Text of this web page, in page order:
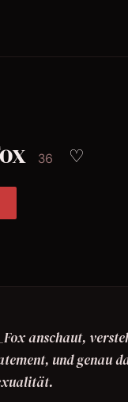
36 ♡
anschaut,
und genau